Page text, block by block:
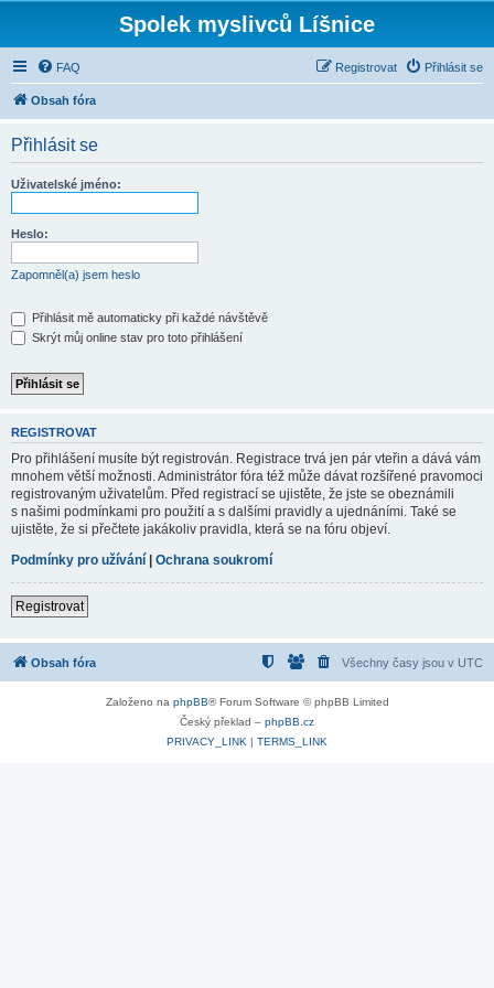
Spolek myslivců Líšnice
FAQ Přihlásit se
Registrovat
Obsah fóra
Přihlásit se
Uživatelské jméno:
Heslo:
Zapomněl(a) jsem heslo
Přihlásit mě automaticky při každé návštěvě
Skrýt můj online stav pro toto přihlášení
REGISTROVAT
Pro přihlášení musíte být registrován. Registrace trvá jen pár vteřin a dává vám
mnohem větší možnosti. Administrátor fóra též může dávat rozšířené pravomoci
registrovaným uživatelům. Před registrací se ujistěte, že jste se obeznámili
s našimi podmínkami pro použití a s dalšími pravidly a ujednáními. Také se
ujistěte, že si přečtete jakákoliv pravidla, která se na fóru objeví.
Podmínky pro užívání | Ochrana soukromí
Registrovat
Obsah fóra Všechny časy jsou v UTC
Založeno na phpBB® Forum Software © phpBB Limited
Český překlad – phpBB.cz
PRIVACY_LINK | TERMS_LINK